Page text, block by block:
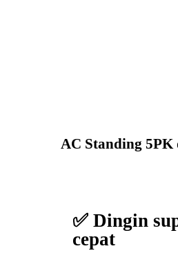
AC Standing 5PK
✅ Dingin
cepat